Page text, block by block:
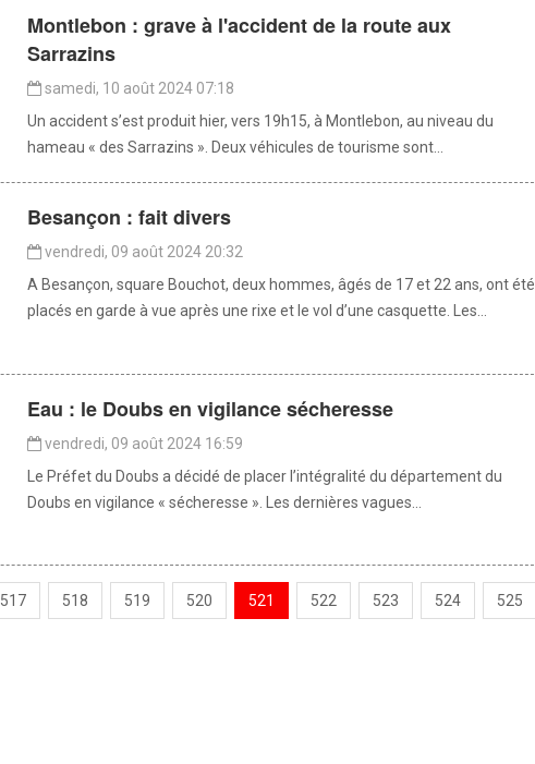
Montlebon : grave à l'accident de la route aux
Sarrazins
samedi, 10 août 2024 07:18
Un accident s’est produit hier, vers 19h15, à Montlebon, au niveau du
hameau « des Sarrazins ». Deux véhicules de tourisme sont...
Besançon : fait divers
vendredi, 09 août 2024 20:32
A Besançon, square Bouchot, deux hommes, âgés de 17 et 22 ans, ont été
placés en garde à vue après une rixe et le vol d’une casquette. Les...
Eau : le Doubs en vigilance sécheresse
vendredi, 09 août 2024 16:59
Le Préfet du Doubs a décidé de placer l’intégralité du département du
Doubs en vigilance « sécheresse ». Les dernières vagues...
517 518 519 520 521 522 523 524 525